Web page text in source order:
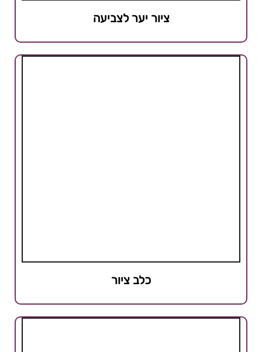
ציור יער לצביעה
כלב ציור